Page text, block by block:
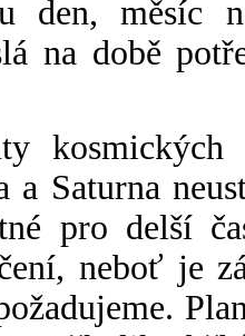
den, měsíc
na době
a Saturna
pro delší
neboť je